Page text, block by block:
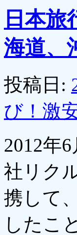
日本
海道、
投稿日:
び！激
2012年
社リク
携して
したこ